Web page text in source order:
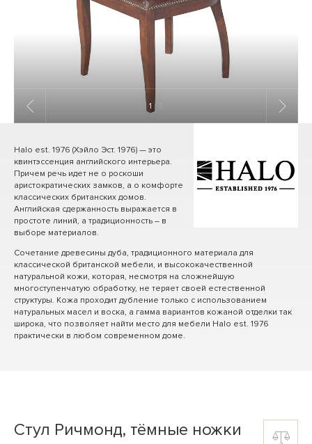
1 / 5
Halo est. 1976 (Хэйло Эст. 1976) — это
квинтэссенция английского интерьера.
Причем речь идет не о роскоши
аристократических замков, а о комфорте
классических британских домов.
Английская сдержанность выражается в
простоте линий, а традиционность – в
выборе материалов.
Сочетание древесины дуба, традиционного материала для
классической британской мебели, и высококачественной
натуральной кожи, которая, несмотря на сложнейшую
многоступенчатую обработку, не теряет своей естественной
структуры. Кожа проходит дубление только с использованием
натуральных масел и воска, а гамма вариантов кожаной отделки так
широка, что позволяет найти место для мебели Halo est. 1976
практически в любом современном доме.
Стул Ричмонд, тёмные ножки